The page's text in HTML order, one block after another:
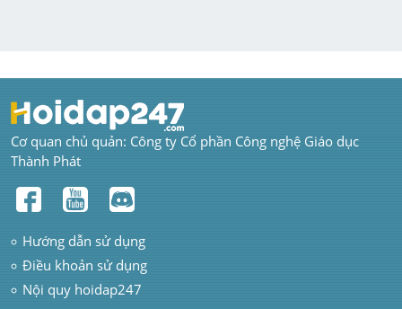
Cơ quan chủ quản: Công ty Cổ phần Công nghệ Giáo dục
Thành Phát
Hướng dẫn sử dụng
Điều khoản sử dụng
Nội quy hoidap247